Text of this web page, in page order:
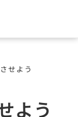
せよう
よう